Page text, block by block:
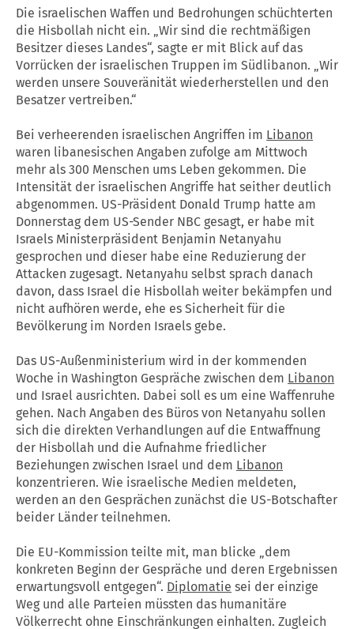
Die israelischen Waffen und Bedrohungen schüchterten
die Hisbollah nicht ein. „Wir sind die rechtmäßigen
Besitzer dieses Landes“, sagte er mit Blick auf das
Vorrücken der israelischen Truppen im Südlibanon. „Wir
werden unsere Souveränität wiederherstellen und den
Besatzer vertreiben.“
Bei verheerenden israelischen Angriffen im Libanon
waren libanesischen Angaben zufolge am Mittwoch
mehr als 300 Menschen ums Leben gekommen. Die
Intensität der israelischen Angriffe hat seither deutlich
abgenommen. US-Präsident Donald Trump hatte am
Donnerstag dem US-Sender NBC gesagt, er habe mit
Israels Ministerpräsident Benjamin Netanyahu
gesprochen und dieser habe eine Reduzierung der
Attacken zugesagt. Netanyahu selbst sprach danach
davon, dass Israel die Hisbollah weiter bekämpfen und
nicht aufhören werde, ehe es Sicherheit für die
Bevölkerung im Norden Israels gebe.
Das US-Außenministerium wird in der kommenden
Woche in Washington Gespräche zwischen dem Libanon
und Israel ausrichten. Dabei soll es um eine Waffenruhe
gehen. Nach Angaben des Büros von Netanyahu sollen
sich die direkten Verhandlungen auf die Entwaffnung
der Hisbollah und die Aufnahme friedlicher
Beziehungen zwischen Israel und dem Libanon
konzentrieren. Wie israelische Medien meldeten,
werden an den Gesprächen zunächst die US-Botschafter
beider Länder teilnehmen.
Die EU-Kommission teilte mit, man blicke „dem
konkreten Beginn der Gespräche und deren Ergebnissen
erwartungsvoll entgegen“. Diplomatie sei der einzige
Weg und alle Parteien müssten das humanitäre
Völkerrecht ohne Einschränkungen einhalten. Zugleich